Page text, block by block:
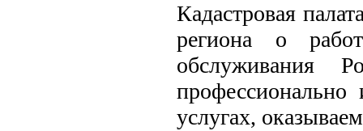
Кадастровая
региона о
обслуживания
профессионально
услугах,